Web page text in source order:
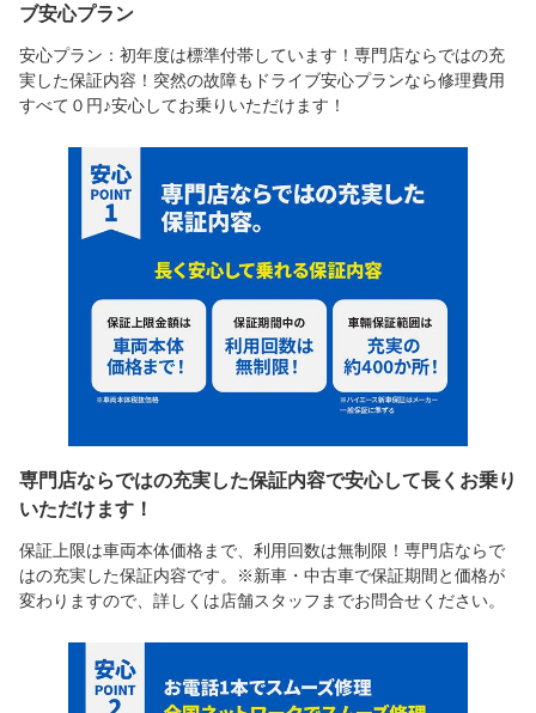
ブ安心プラン
安心プラン：初年度は標準付帯しています！専門店ならではの充
実した保証内容！突然の故障もドライブ安心プランなら修理費用
すべて０円♪安心してお乗りいただけます！
専門店ならではの充実した保証内容で安心して長くお乗り
いただけます！
保証上限は車両本体価格まで、利用回数は無制限！専門店ならで
はの充実した保証内容です。※新車・中古車で保証期間と価格が
変わりますので、詳しくは店舗スタッフまでお問合せください。